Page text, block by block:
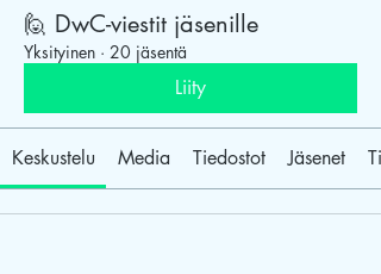
🙋‍ DwC-viestit jäsenille
Yksityinen · 20 jäsentä
Liity
Keskustelu Media Tiedostot Jäsenet